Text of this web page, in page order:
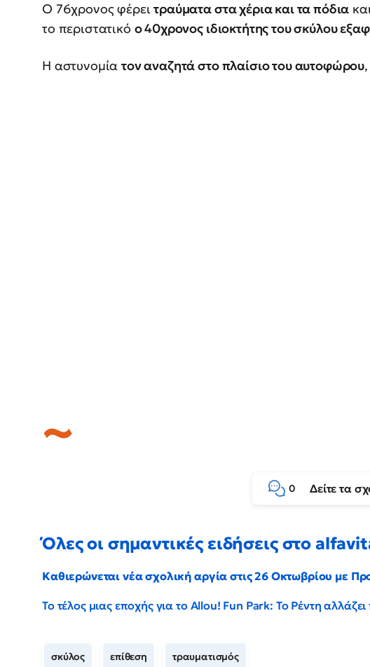
Ο 76χρονος φέρειτραύματα στα χέρια και τα πόδια
το περιστατικό ο 40χρονος ιδιοκτήτης του σκύλου
Η αστυνομίατον αναζητά στο πλαίσιο του αυτοφώρου
0 Δείτε τα
Όλες οι σημαντικές ειδήσεις στο
Καθιερώνεται νέα σχολική αργία στις 26 Οκτωβρίου με
Το τέλος μιας εποχής για το Allou! Fun Park: Το Ρέντη
σκύλος επίθεση τραυματισμός